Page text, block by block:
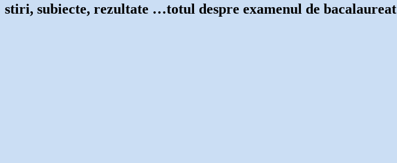
stiri, subiecte, rezultate …totul despre examenul de bacalaureat